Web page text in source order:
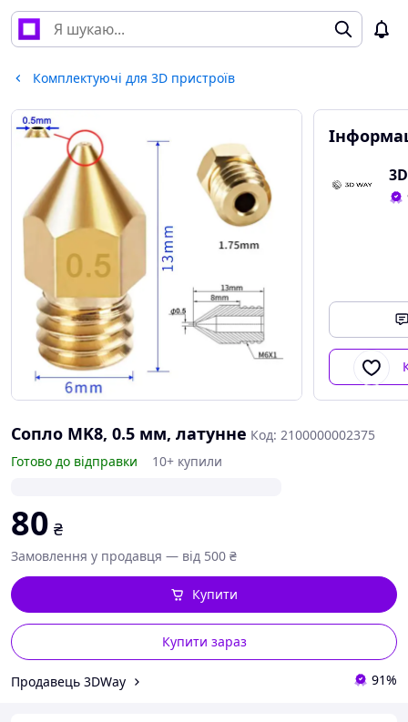
Комплектуючі для 3D пристроїв
Сопло MK8, 0.5 мм, латунне Код: 2100000002375
Готово до відправки
10+ купили
80 ₴
Замовлення у продавця — від 500 ₴
Купити зараз
Купити
Продавець 3DWay 91%